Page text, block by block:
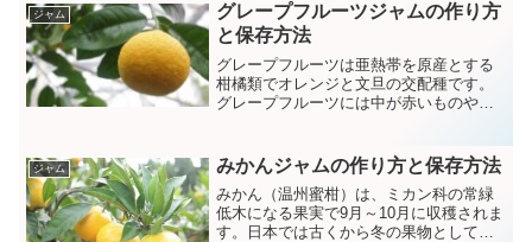
ジャム
グレープフルーツジャムの作り方
と保存方法
グレープフルーツは亜熱帯を原産とする
柑橘類でオレンジと文旦の交配種です。
グレープフルーツには中が赤いものやピ
ーツを使用しています。
ジャム みかんジャムの作り方と保存方法
みかん（温州蜜柑）は、ミカン科の常緑
低木になる果実で9月～10月に収穫されま
す。日本では古くから冬の果物として親